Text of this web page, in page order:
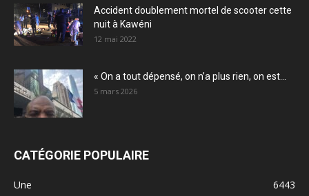
Accident doublement mortel de scooter cette
nuit à Kawéni
12 mai 2022
« On a tout dépensé, on n’a plus rien, on est...
5 mars 2026
CATÉGORIE POPULAIRE
Une
6443